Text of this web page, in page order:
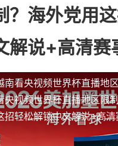
？海外党用
解说+高清赛
南看央视频世界杯直播地
央视频世界杯直播地区限
招轻松解锁中文解说+高清